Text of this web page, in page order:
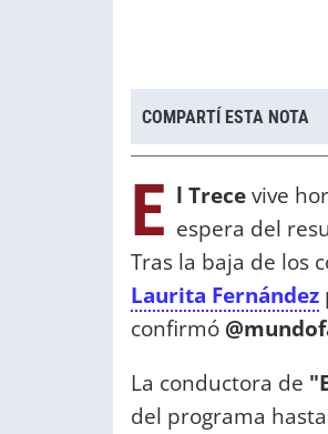
COMPARTÍ ESTA NOTA
E l Trecevive
espera del
Tras la baja de los
Laurita Fernández
confirmó
La conductora de
del programa